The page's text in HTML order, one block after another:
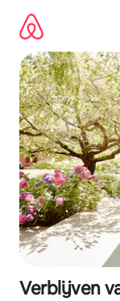
direct
naar
inhoud
Verblijven